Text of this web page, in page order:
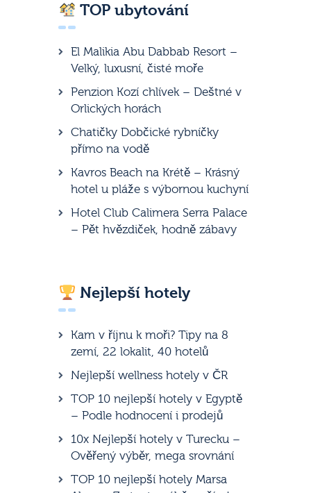
TOP ubytování
El Malikia Abu Dabbab Resort –
Velký, luxusní, čisté moře
Penzion Kozí chlívek – Deštné v
Orlických horách
Chatičky Dobčické rybníčky
přímo na vodě
Kavros Beach na Krétě – Krásný
hotel u pláže s výbornou kuchyní
Hotel Club Calimera Serra Palace
– Pět hvězdiček, hodně zábavy
Nejlepší hotely
Kam v říjnu k moři? Tipy na 8
zemí, 22 lokalit, 40 hotelů
Nejlepší wellness hotely v ČR
TOP 10 nejlepší hotely v Egyptě
– Podle hodnocení i prodejů
10x Nejlepší hotely v Turecku –
Ověřený výběr, mega srovnání
TOP 10 nejlepší hotely Marsa